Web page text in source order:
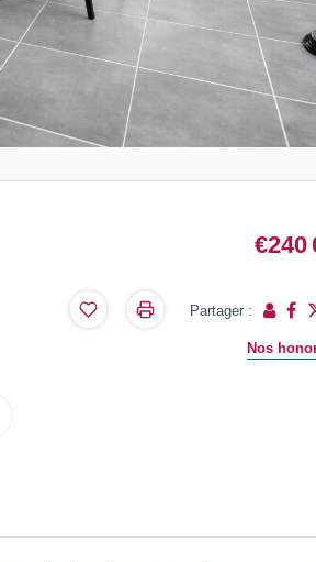
€240
Partager :
Nos